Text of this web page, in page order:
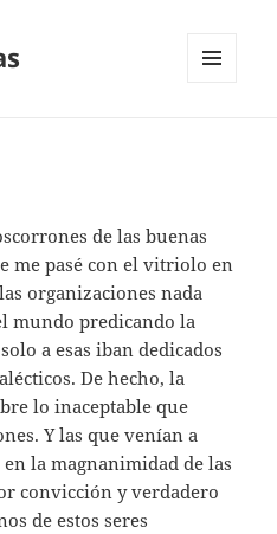
de las buenas
me pasé con el vitriolo en
organizaciones nada
mundo predicando la
a esas iban dedicados
De hecho, la
lo inaceptable que
Y las que venían a
la magnanimidad de las
convicción y verdadero
de estos seres